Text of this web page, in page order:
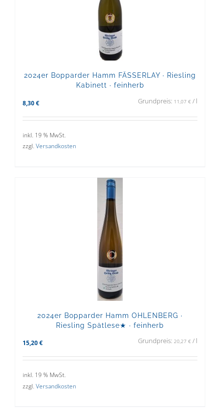
2024er Bopparder Hamm FÄSSERLAY · Riesling
Kabinett · feinherb
8,30 € Grundpreis: 11,07 € / l
inkl. 19 % MwSt.
zzgl. Versandkosten
2024er Bopparder Hamm OHLENBERG ·
Riesling Spätlese★ · feinherb
15,20 € Grundpreis: 20,27 € / l
inkl. 19 % MwSt.
zzgl. Versandkosten